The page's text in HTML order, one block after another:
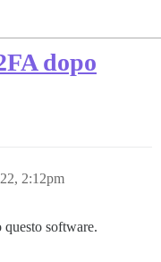
dopo
2:12pm
software.